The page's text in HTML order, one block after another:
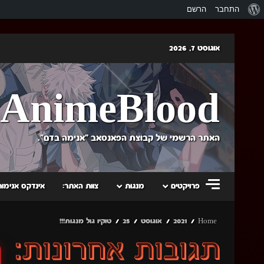
אודות
התחבר הרשם
content
אוגוסט 7, 2026
AnimeBlood
האתר הרשמי של קבוצת הפאנסאב "אנימה בדם".
פרויקטים מנגות צוות האתר: אינדקס
Home
2021 אוגוסט 25 טוקיו גול מנגות!!!